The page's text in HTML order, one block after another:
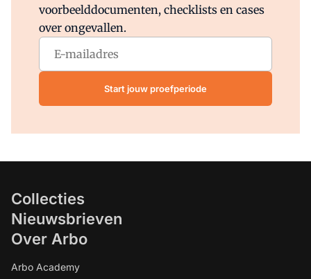
voorbeelddocumenten, checklists en cases
over ongevallen.
Start jouw proefperiode
Collecties
Nieuwsbrieven
Over Arbo
Arbo Academy